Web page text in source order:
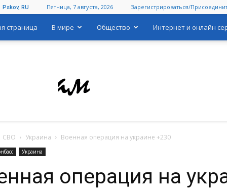
Pskov, RU Пятница, 7 августа, 2026 Зарегистрироваться/
страница В мире Общество Интернет и онлайн
СВО Украина Военная операция на украине +230
Украина
операция на